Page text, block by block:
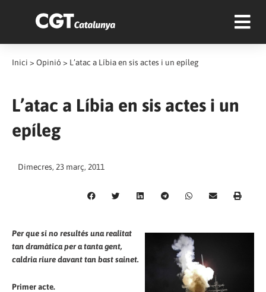
Inici > Opinió > L’atac a Líbia en sis actes i un epíleg
L’atac a Líbia en sis actes i un
epíleg
Dimecres, 23 març, 2011
Per que si no resultés una realitat
tan dramàtica per a tanta gent,
caldria riure davant tan bast sainet.
Primer acte.